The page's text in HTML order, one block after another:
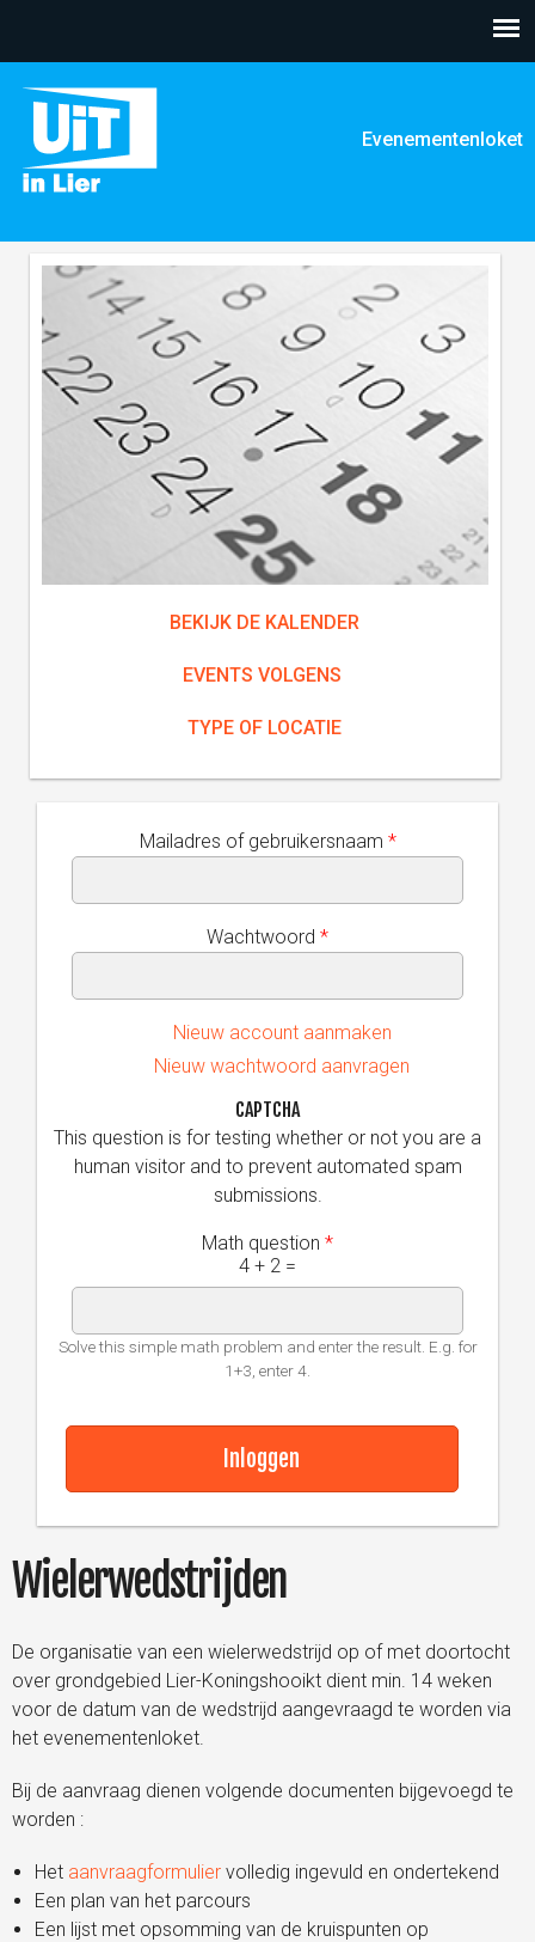
Evenementenloket
BEKIJK DE KALENDER
EVENTS VOLGENS
TYPE OF LOCATIE
Mailadres of gebruikersnaam *
Wachtwoord *
Nieuw account aanmaken
Nieuw wachtwoord aanvragen
CAPTCHA
This question is for testing whether or not you are a
human visitor and to prevent automated spam
submissions.
Math question *
4 + 2 =
Solve this simple math problem and enter the result. E.g. for
1+3, enter 4.
Wielerwedstrijden
De organisatie van een wielerwedstrijd op of met doortocht
over grondgebied Lier-Koningshooikt dient min. 14 weken
voor de datum van de wedstrijd aangevraagd te worden via
het evenementenloket.
Bij de aanvraag dienen volgende documenten bijgevoegd te
worden :
Het aanvraagformulier volledig ingevuld en ondertekend
Een plan van het parcours
Een lijst met opsomming van de kruispunten op